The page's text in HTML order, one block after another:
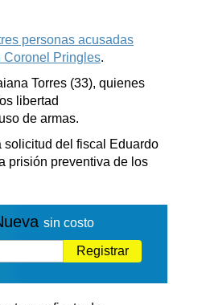
personas acusadas
Coronel Pringles.
Torres (33), quienes
libertad
de armas.
solicitud del fiscal Eduardo
prisión preventiva de los
sin costo
Registrar